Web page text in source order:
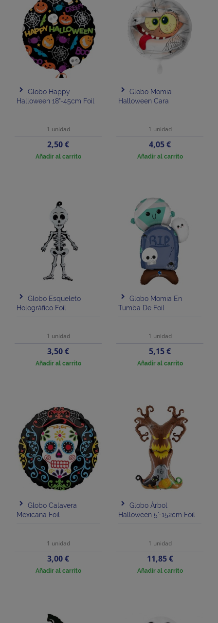
Globo Happy
Halloween 18"-45cm Foil
1 unidad
Precio
2,50 €
Añadir al carrito
Globo Momia
Halloween Cara
1 unidad
Precio
4,05 €
Añadir al carrito
Globo Esqueleto
Holográfico Foil
1 unidad
Precio
3,50 €
Añadir al carrito
Globo Momia En
Tumba De Foil
1 unidad
Precio
5,15 €
Añadir al carrito
Globo Calavera
Mexicana Foil
1 unidad
Precio
3,00 €
Añadir al carrito
Globo Árbol
Halloween 5'-152cm Foil
1 unidad
Precio
11,85 €
Añadir al carrito